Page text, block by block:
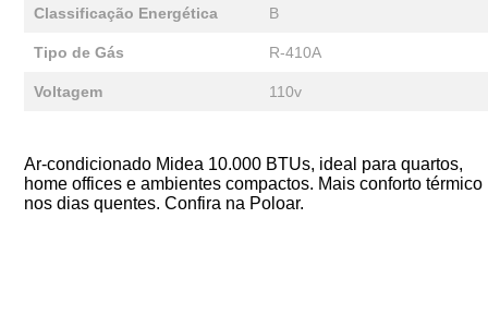
Classificação Energética B
Tipo de Gás R-410A
Voltagem 110v
Ar-condicionado Midea 10.000 BTUs, ideal para quartos,
home offices e ambientes compactos. Mais conforto térmico
nos dias quentes. Confira na Poloar.